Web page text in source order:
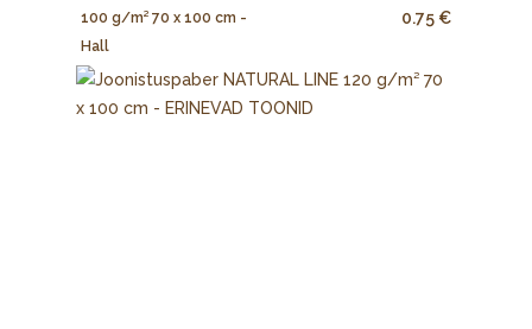
100 g/m² 70 x 100 cm -
Hall
0.75 €